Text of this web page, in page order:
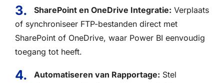
SharePoint en OneDrive Integratie: Verplaats
of synchroniseer FTP-bestanden direct met
SharePoint of OneDrive, waar Power BI eenvoudig
toegang tot heeft.
Automatiseren van Rapportage: Stel